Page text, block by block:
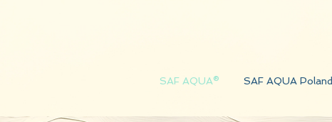
SAF AQUA® SAF AQUA Poland